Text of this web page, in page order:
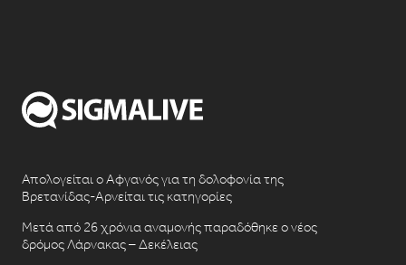
Απολογείται ο Αφγανός για τη δολοφονία της
Βρετανίδας-Αρνείται τις κατηγορίες
Μετά από 26 χρόνια αναμονής παραδόθηκε ο νέος
δρόμος Λάρνακας – Δεκέλειας